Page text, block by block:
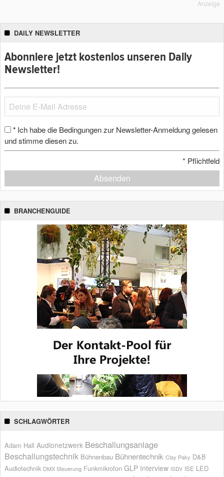
Anzeige
DAILY NEWSLETTER
Abonniere jetzt kostenlos unseren Daily
Newsletter!
* Ich habe die Bedingungen zur Newsletter-Anmeldung gelesen
und stimme diesen zu.
* Pflichtfeld
Absenden
BRANCHENGUIDE
SCHLAGWÖRTER
Adam Hall Audionetzwerk Beschallungsanlage
Beschallungstechnik Bühnenbau Bühnentechnik Clay Paky D&B
Audiotechnik DMX Steuerung Funkmikrofon GLP Interview ISDV ISE LED